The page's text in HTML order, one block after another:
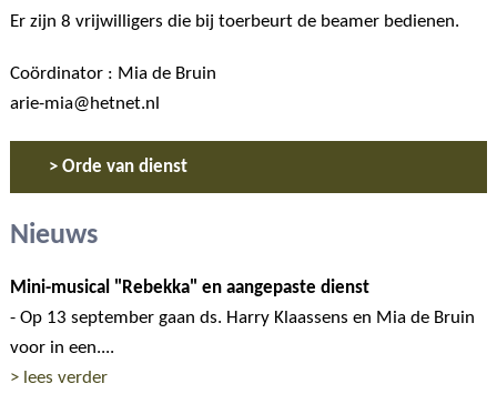
Er zijn 8 vrijwilligers die bij toerbeurt de beamer bedienen.
Coördinator : Mia de Bruin
arie-mia@hetnet.nl
> Orde van dienst
Nieuws
Mini-musical "Rebekka" en aangepaste dienst
- Op 13 september gaan ds. Harry Klaassens en Mia de Bruin
voor in een....
> lees verder